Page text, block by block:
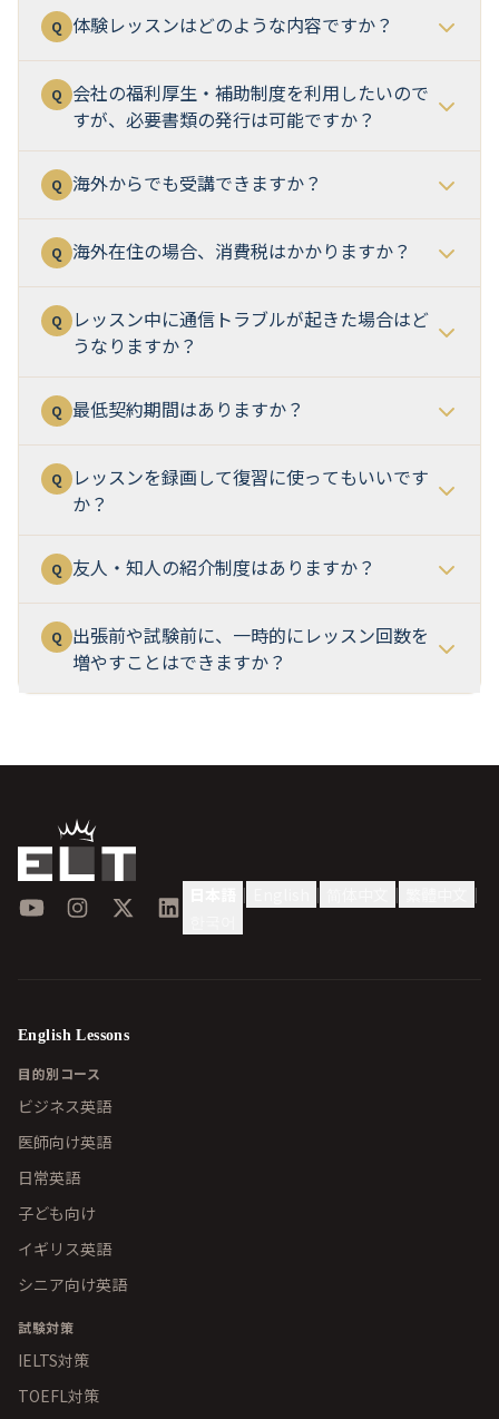
Q 体験レッスンはどのような内容ですか？
Q
会社の福利厚生・補助制度を利用したいので
すが、必要書類の発行は可能ですか？
Q 海外からでも受講できますか？
Q 海外在住の場合、消費税はかかりますか？
Q
レッスン中に通信トラブルが起きた場合はど
うなりますか？
Q 最低契約期間はありますか？
Q
レッスンを録画して復習に使ってもいいです
か？
Q 友人・知人の紹介制度はありますか？
Q
出張前や試験前に、一時的にレッスン回数を
増やすことはできますか？
YouTubeInstagram
X LinkedIn | | | |
English Lessons
目的別コース
ビジネス英語
医師向け英語
日常英語
子ども向け
イギリス英語
シニア向け英語
試験対策
IELTS対策
TOEFL対策